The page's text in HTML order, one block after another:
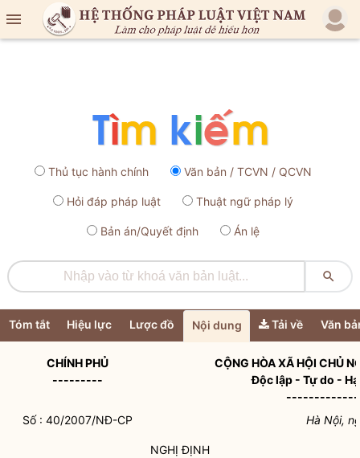

Thủ tục hành chính Văn bản / TCVN / QCVN
Hỏi đáp pháp luật Thuật ngữ pháp lý
Bản án/Quyết định Án lệ

Tóm tắt Hiệu lực Lược đồ Nội dung Tải về Văn
CHÍNH PHỦ
---------
CỘNG HÒA XÃ HỘI CHỦ
Độc lập - Tự do -
Số : 40/2007/NĐ-CP
Hà Nội,
NGHỊ ĐỊNH